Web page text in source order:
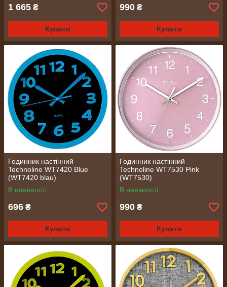
1 665 ₴
Купити
990 ₴
Купити
Годинник настінний
Technoline WT7420 Blue
(WT7420 blau)
В наявності
696 ₴
Купити
Годинник настінний
Technoline WT7530 Pink
(WT7530)
В наявності
990 ₴
Купити